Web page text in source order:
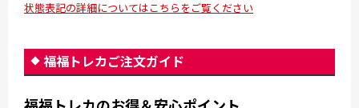
状態表記の詳細についてはこちらをご覧ください
福福トレカご注文ガイド